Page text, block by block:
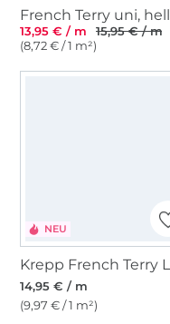
13,95 € / m
15,95 € / m
(8,72 € / 1 m²)
NEU
14,95 € / m
(9,97 € / 1 m²)